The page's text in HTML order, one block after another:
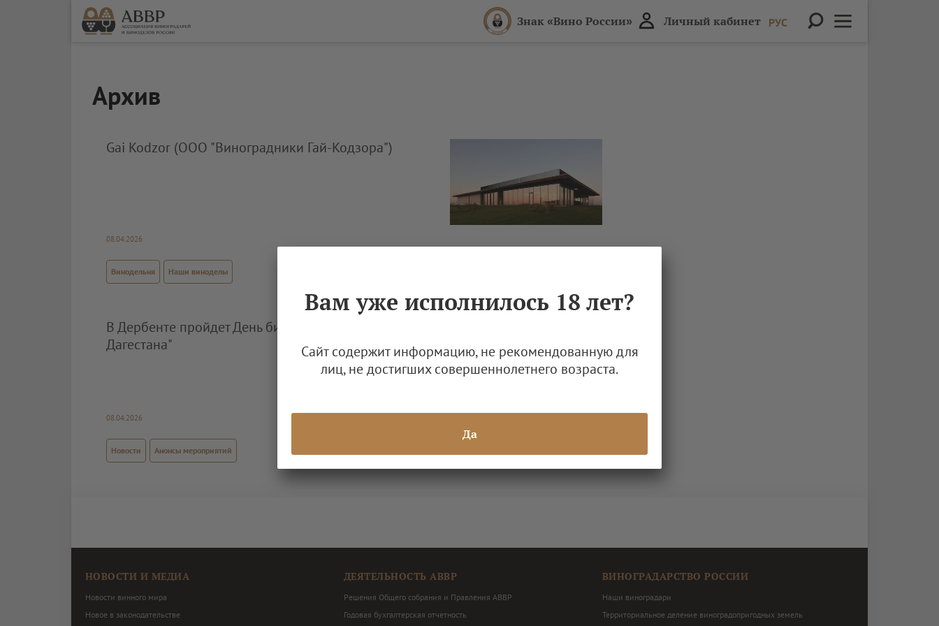
Знак «Вино России» Личный кабинет РУС
Архив
Gai Kodzor (ООО "Виноградники Гай-Кодзора")
08.04.2026
Винодельня Наши виноделы
В Дербенте пройдет День бизнес-встреч "Терруар
Дагестана"
08.04.2026
Новости Анонсы мероприятий
НОВОСТИ И МЕДИА
Новости винного мира
Новое в законодательстве
ДЕЯТЕЛЬНОСТЬ АВВР
Решения Общего собрания и Правления АВВР
Годовая бухгалтерская отчетность
ВИНОГРАДАРСТВО РОССИИ
Наши виноградари
Территориальное деление виноградопригодных земель
Вам уже исполнилось 18 лет?
Сайт содержит информацию, не рекомендованную для
лиц, не достигших совершеннолетнего возраста.
Да